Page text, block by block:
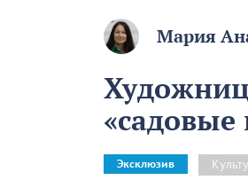
Мария
Эксклюзив